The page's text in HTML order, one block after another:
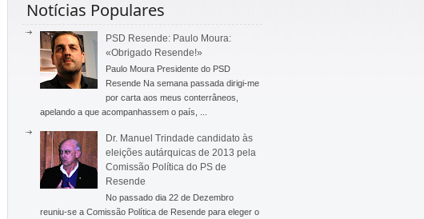
Notícias Populares
PSD Resende: Paulo Moura:
«Obrigado Resende!»
Paulo Moura Presidente do PSD
Resende Na semana passada dirigi-me
por carta aos meus conterrâneos,
apelando a que acompanhassem o país, ...
Dr. Manuel Trindade candidato às
eleições autárquicas de 2013 pela
Comissão Política do PS de
Resende
No passado dia 22 de Dezembro
reuniu-se a Comissão Política de Resende para eleger o